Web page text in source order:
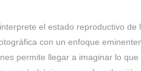
el estado reproductivo de
con un enfoque
permite llegar a imaginar lo que